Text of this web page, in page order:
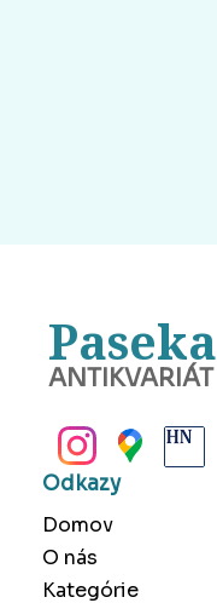
Paseka
ANTIKVARIÁT
Odkazy
Domov
O nás
Kategórie